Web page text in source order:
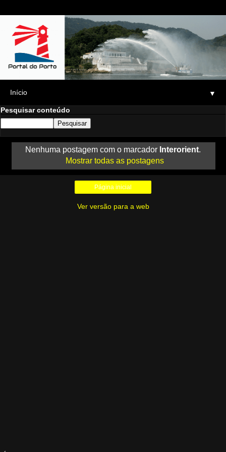
▼
Pesquisar conteúdo
Nenhuma postagem com o marcador Interorient.
Mostrar todas as postagens
Página inicial
Ver versão para a web